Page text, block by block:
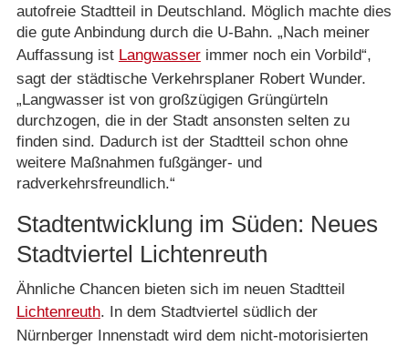
autofreie Stadtteil in Deutschland. Möglich machte dies
die gute Anbindung durch die U-Bahn. „Nach meiner
Auffassung ist Langwasserimmer noch ein Vorbild“,
sagt der städtische Verkehrsplaner Robert Wunder.
„Langwasser ist von großzügigen Grüngürteln
durchzogen, die in der Stadt ansonsten selten zu
finden sind. Dadurch ist der Stadtteil schon ohne
weitere Maßnahmen fußgänger- und
radverkehrsfreundlich.“
Stadtentwicklung im Süden: Neues
Stadtviertel Lichtenreuth
Ähnliche Chancen bieten sich im neuen Stadtteil
Lichtenreuth. In dem Stadtviertel südlich der
Nürnberger Innenstadt wird dem nicht-motorisierten